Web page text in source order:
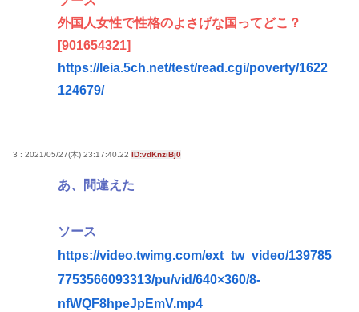
外国人女性で性格のよさげな国ってどこ？
[901654321]
https://leia.5ch.net/test/read.cgi/poverty/1622
124679/
3 : 2021/05/27(木) 23:17:40.22 ID:vdKnziBj0
あ、間違えた
ソース
https://video.twimg.com/ext_tw_video/139785
7753566093313/pu/vid/640×360/8-
nfWQF8hpeJpEmV.mp4